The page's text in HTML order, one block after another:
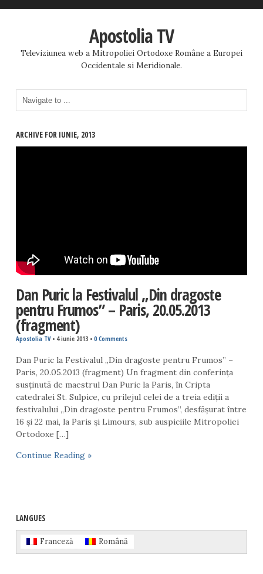
Apostolia TV
Televiziunea web a Mitropoliei Ortodoxe Române a Europei
Occidentale si Meridionale.
ARCHIVE FOR IUNIE, 2013
Dan Puric la Festivalul „Din dragoste
pentru Frumos” – Paris, 20.05.2013
(fragment)
Apostolia TV• 4 iunie 2013• 0 Comments
Dan Puric la Festivalul „Din dragoste pentru Frumos” –
Paris, 20.05.2013 (fragment) Un fragment din conferinţa
susţinută de maestrul Dan Puric la Paris, în Cripta
catedralei St. Sulpice, cu prilejul celei de a treia ediţii a
festivalului „Din dragoste pentru Frumos”, desfăşurat între
16 şi 22 mai, la Paris şi Limours, sub auspiciile Mitropoliei
Ortodoxe […]
Continue Reading »
LANGUES
Franceză Română